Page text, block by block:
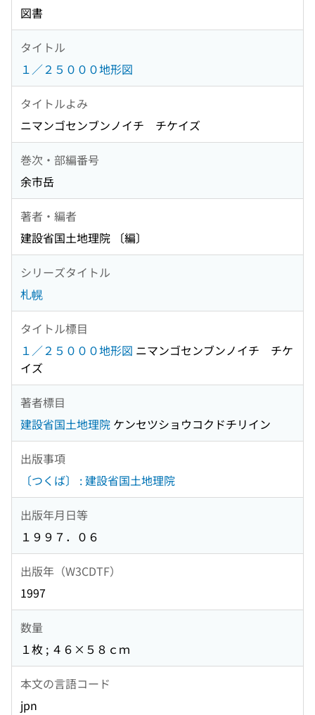
図書
タイトル
１／２５０００地形図
タイトルよみ
ニマンゴセンブンノイチ チケイズ
巻次・部編番号
余市岳
著者・編者
建設省国土地理院 〔編〕
シリーズタイトル
札幌
タイトル標目
１／２５０００地形図 ニマンゴセンブンノイチ チケ
イズ
著者標目
建設省国土地理院 ケンセツショウコクドチリイン
出版事項
〔つくば〕 : 建設省国土地理院
出版年月日等
１９９７．０６
出版年（W3CDTF）
1997
数量
１枚 ; ４６×５８ｃｍ
本文の言語コード
jpn